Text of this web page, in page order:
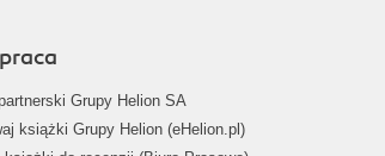
Grupy Helion SA
książki Grupy Helion (eHelion.pl)